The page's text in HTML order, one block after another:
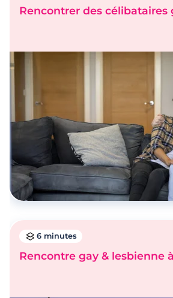
Rencontrer des célibataires
6 minutes
Rencontre gay & lesbienne